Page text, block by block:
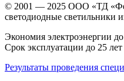
© 2001 — 2025 ООО «ТД
светодиодные светильники
Экономия электроэнергии
Срок эксплуатации до 25 лет
Результаты проведения